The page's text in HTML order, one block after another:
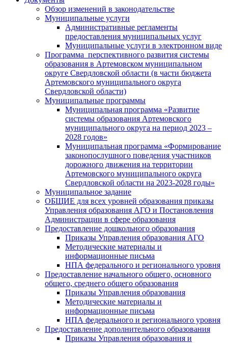
Обзор изменений в законодательстве
Муниципальные услуги
Административные регламенты
предоставления муниципальных услуг
Муниципальные услуги в электронном виде
Программа перспективного развития системы
образования в Артемовском муниципальном
округе Свердловской области (в части бюджета
Артемовского муниципального округа
Свердловской области)
Муниципальные программы
Муниципальная программа «Развитие
системы образования Артемовского
муниципального округа на период 2023 –
2028 годов»
Муниципальная программа «Формирование
законопослушного поведения участников
дорожного движения на территории
Артемовского муниципального округа
Свердловской области на 2023-2028 годы»
Муниципальное задание
ОБЩИЕ для всех уровней образования приказы
Управления образования АГО и Постановления
Администрации в сфере образования
Предоставление дошкольного образования
Приказы Управления образования АГО
Методические материалы и
информационные письма
НПА федерального и регионального уровня
Предоставление начального общего, основного
общего, среднего общего образования
Приказы Управления образования
Методические материалы и
информационные письма
НПА федерального и регионального уровня
Предоставление дополнительного образования
Приказы Управления образования и